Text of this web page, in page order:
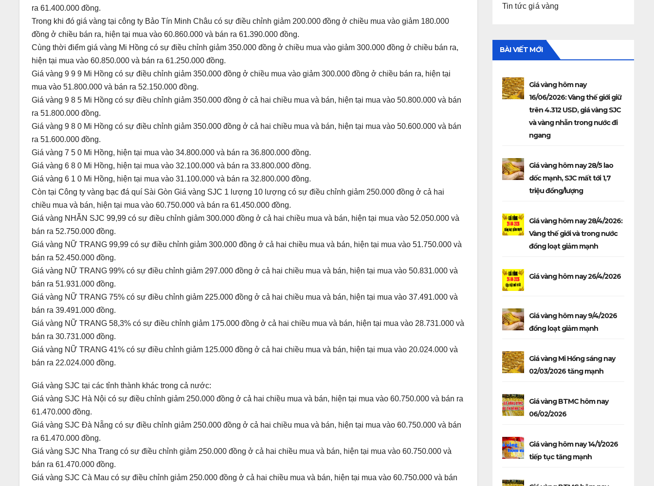
ra 61.400.000 đồng.
Trong khi đó giá vàng tại công ty Bảo Tín Minh Châu có sự điều chỉnh giảm 200.000 đồng ở chiều mua vào giảm 180.000
đồng ở chiều bán ra, hiện tại mua vào 60.860.000 và bán ra 61.390.000 đồng.
Cùng thời điểm giá vàng Mi Hồng có sự điều chỉnh giảm 350.000 đồng ở chiều mua vào giảm 300.000 đồng ở chiều bán ra,
hiện tại mua vào 60.850.000 và bán ra 61.250.000 đồng.
Giá vàng 9 9 9 Mi Hồng có sự điều chỉnh giảm 350.000 đồng ở chiều mua vào giảm 300.000 đồng ở chiều bán ra, hiện tại
mua vào 51.800.000 và bán ra 52.150.000 đồng.
Giá vàng 9 8 5 Mi Hồng có sự điều chỉnh giảm 350.000 đồng ở cả hai chiều mua và bán, hiện tại mua vào 50.800.000 và bán
ra 51.800.000 đồng.
Giá vàng 9 8 0 Mi Hồng có sự điều chỉnh giảm 350.000 đồng ở cả hai chiều mua và bán, hiện tại mua vào 50.600.000 và bán
ra 51.600.000 đồng.
Giá vàng 7 5 0 Mi Hồng, hiện tại mua vào 34.800.000 và bán ra 36.800.000 đồng.
Giá vàng 6 8 0 Mi Hồng, hiện tại mua vào 32.100.000 và bán ra 33.800.000 đồng.
Giá vàng 6 1 0 Mi Hồng, hiện tại mua vào 31.100.000 và bán ra 32.800.000 đồng.
Còn tại Công ty vàng bạc đá quí Sài Gòn Giá vàng SJC 1 lượng 10 lượng có sự điều chỉnh giảm 250.000 đồng ở cả hai
chiều mua và bán, hiện tại mua vào 60.750.000 và bán ra 61.450.000 đồng.
Giá vàng NHẪN SJC 99,99 có sự điều chỉnh giảm 300.000 đồng ở cả hai chiều mua và bán, hiện tại mua vào 52.050.000 và
bán ra 52.750.000 đồng.
Giá vàng NỮ TRANG 99,99 có sự điều chỉnh giảm 300.000 đồng ở cả hai chiều mua và bán, hiện tại mua vào 51.750.000 và
bán ra 52.450.000 đồng.
Giá vàng NỮ TRANG 99% có sự điều chỉnh giảm 297.000 đồng ở cả hai chiều mua và bán, hiện tại mua vào 50.831.000 và
bán ra 51.931.000 đồng.
Giá vàng NỮ TRANG 75% có sự điều chỉnh giảm 225.000 đồng ở cả hai chiều mua và bán, hiện tại mua vào 37.491.000 và
bán ra 39.491.000 đồng.
Giá vàng NỮ TRANG 58,3% có sự điều chỉnh giảm 175.000 đồng ở cả hai chiều mua và bán, hiện tại mua vào 28.731.000 và
bán ra 30.731.000 đồng.
Giá vàng NỮ TRANG 41% có sự điều chỉnh giảm 125.000 đồng ở cả hai chiều mua và bán, hiện tại mua vào 20.024.000 và
bán ra 22.024.000 đồng.
Giá vàng SJC tại các tỉnh thành khác trong cả nước:
Giá vàng SJC Hà Nội có sự điều chỉnh giảm 250.000 đồng ở cả hai chiều mua và bán, hiện tại mua vào 60.750.000 và bán ra
61.470.000 đồng.
Giá vàng SJC Đà Nẵng có sự điều chỉnh giảm 250.000 đồng ở cả hai chiều mua và bán, hiện tại mua vào 60.750.000 và bán
ra 61.470.000 đồng.
Giá vàng SJC Nha Trang có sự điều chỉnh giảm 250.000 đồng ở cả hai chiều mua và bán, hiện tại mua vào 60.750.000 và
bán ra 61.470.000 đồng.
Giá vàng SJC Cà Mau có sự điều chỉnh giảm 250.000 đồng ở cả hai chiều mua và bán, hiện tại mua vào 60.750.000 và bán
Tin tức giá vàng
BÀI VIẾT MỚI
Giá vàng hôm nay
16/06/2026: Vàng thế giới giữ
trên 4.312 USD, giá vàng SJC
và vàng nhẫn trong nước đi
ngang
Giá vàng hôm nay 28/5 lao
dốc mạnh, SJC mất tới 1,7
triệu đồng/lượng
Giá vàng hôm nay 28/4/2026:
Vàng thế giới và trong nước
đồng loạt giảm mạnh
Giá vàng hôm nay 26/4/2026
Giá vàng hôm nay 9/4/2026
đồng loạt giảm mạnh
Giá vàng Mi Hồng sáng nay
02/03/2026 tăng mạnh
Giá vàng BTMC hôm nay
06/02/2026
Giá vàng hôm nay 14/1/2026
tiếp tục tăng mạnh